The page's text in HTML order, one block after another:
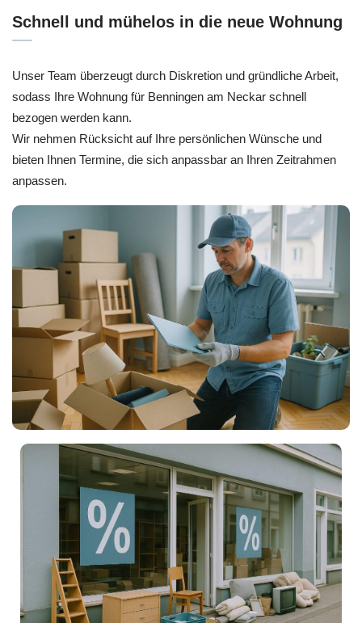
Schnell und mühelos in die neue Wohnung
Unser Team überzeugt durch Diskretion und gründliche Arbeit,
sodass Ihre Wohnung für Benningen am Neckar schnell
bezogen werden kann.
Wir nehmen Rücksicht auf Ihre persönlichen Wünsche und
bieten Ihnen Termine, die sich anpassbar an Ihren Zeitrahmen
anpassen.